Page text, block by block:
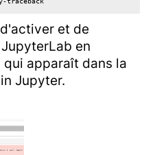
et de
en
apparaît dans la
Jupyter.